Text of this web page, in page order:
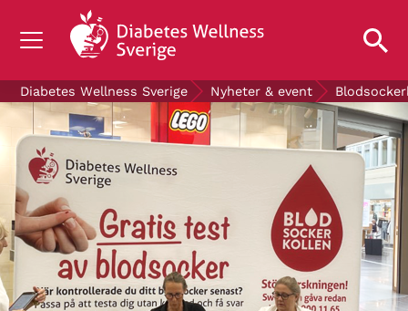
OM DIABETES
STÖD OSS
FORSKNING
NYHETER & EVENT
OM OSS
GRATIS DIABETESPRODUKTER
Diabetes Wellness Sverige Nyheter & event